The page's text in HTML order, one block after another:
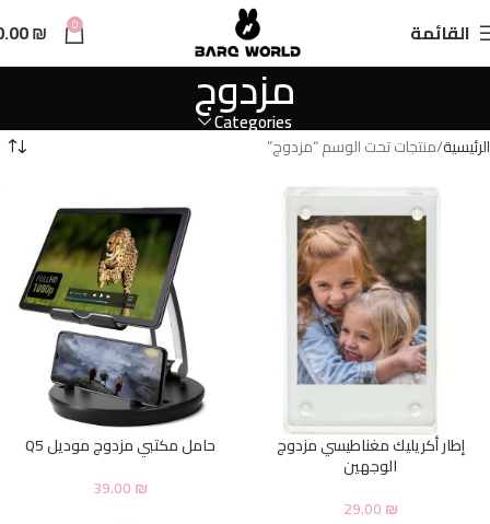
القائمة 0
₪
مزدوج
Categories
الرئيسية منتجات تحت الوسم “مزدوج”
إطار أكريليك مغناطيسي مزدوج
الوجهين
29.00₪
حامل مكتبي مزدوج موديل Q5
39.00₪